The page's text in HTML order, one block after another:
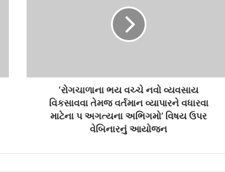
‘રોગચાળાના ભય વચ્ચે નવો વ્યવસાય
વિકસાવવા તેમજ વર્તમાન વ્યાપારને વધારવા
માટેના પ અગત્યના અભિગમો’ વિષય ઉપર
વેબિનારનું આયોજન